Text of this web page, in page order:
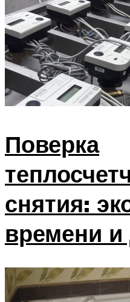
Поверка
снятия:
времени и